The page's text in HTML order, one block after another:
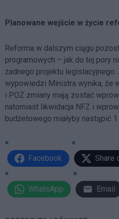
Planowane wejście w życie
Reforma w dalszym ciągu
programowych – jak do tej pory
żadnego projektu
wypowiedzi Ministra wynika, że
i POZ zmiany mają zostać
natomiast likwidacja NFZ i
budżetowego miałyby nastąpić
Facebook Share
WhatsApp Email